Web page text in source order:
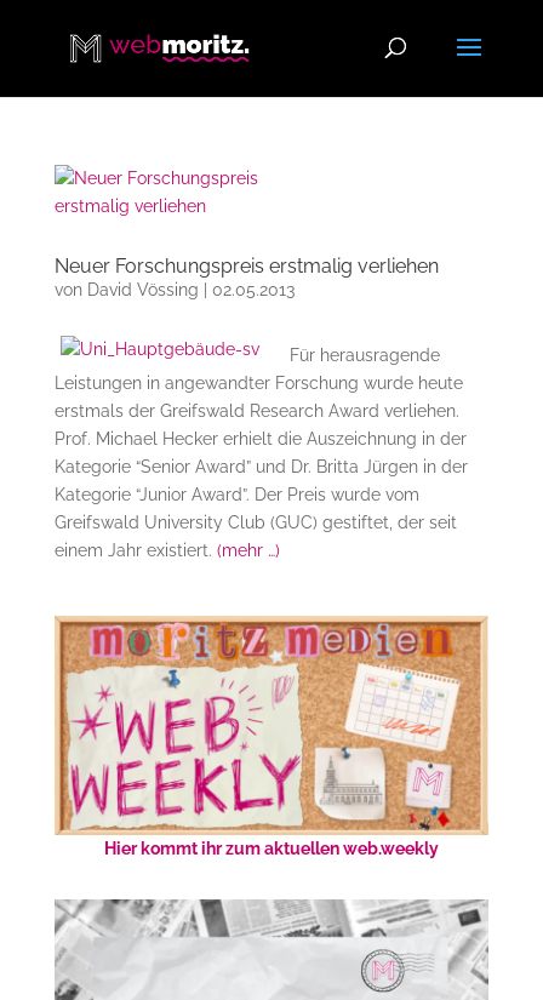
Neuer Forschungspreis erstmalig verliehen
von David Vössing 02.05.2013
Für herausragende
Leistungen in angewandter Forschung wurde heute
erstmals der Greifswald Research Award verliehen.
Prof. Michael Hecker erhielt die Auszeichnung in der
Kategorie “Senior Award” und Dr. Britta Jürgen in der
Kategorie “Junior Award”. Der Preis wurde vom
Greifswald University Club (GUC) gestiftet, der seit
einem Jahr existiert. (mehr …)
Hier kommt ihr zum aktuellen web.weekly